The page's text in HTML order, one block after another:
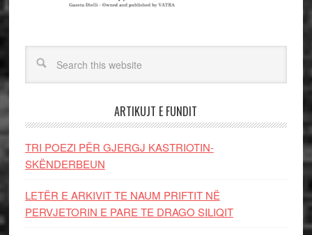
ARTIKUJT E FUNDIT
TRI POEZI PËR GJERGJ KASTRIOTIN-
SKËNDERBEUN
LETËR E ARKIVIT TE NAUM PRIFTIT NË
PERVJETORIN E PARE TE DRAGO SILIQIT